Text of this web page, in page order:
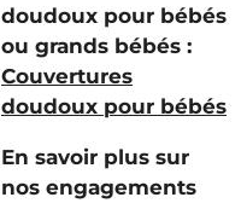
doudoux pour bébés
ou grands bébés :
Couvertures
doudoux pour bébés
En savoir plus sur
nos engagements